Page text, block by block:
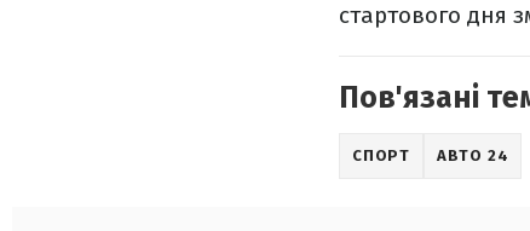
стартового дня
Пов'язані
СПОРТ АВТО 24